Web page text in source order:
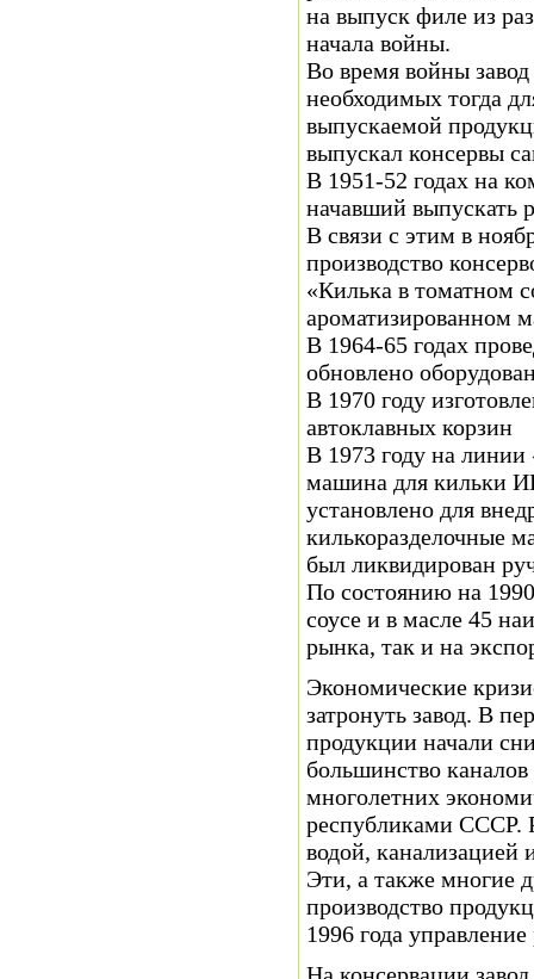
на выпуск филе из
начала войны.
Во время войны
необходимых тогда
выпускаемой
выпускал консервы
В 1951-52 годах на
начавший выпускать
В связи с этим в
производство
«Килька в томатном
ароматизированном
В 1964-65 годах
обновлено
В 1970 году
автоклавных корзин
В 1973 году на линии
машина для кильки
установлено для
килькоразделочные
был ликвидирован
По состоянию на
соусе и в масле 45
рынка, так и на
Экономические
затронуть завод. В
продукции начали
большинство
многолетних
республиками СССР.
водой, канализацией
Эти, а также многие
производство
1996 года